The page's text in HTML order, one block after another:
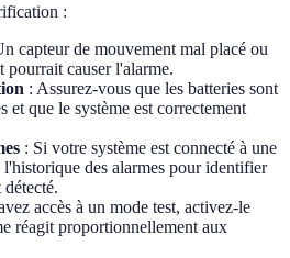
:
capteur de mouvement mal placé ou
pourrait causer l'alarme.
: Assurez-vous que les batteries sont
et que le système est correctement
: Si votre système est connecté à une
des alarmes pour identifier
accès à un mode test, activez-le
réagit proportionnellement aux